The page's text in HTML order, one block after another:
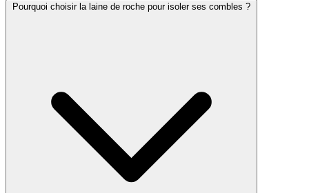
Pourquoi choisir la laine de roche pour isoler ses combles ?